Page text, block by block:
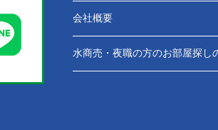
会社概要
水商売・夜職の方のお部屋探し